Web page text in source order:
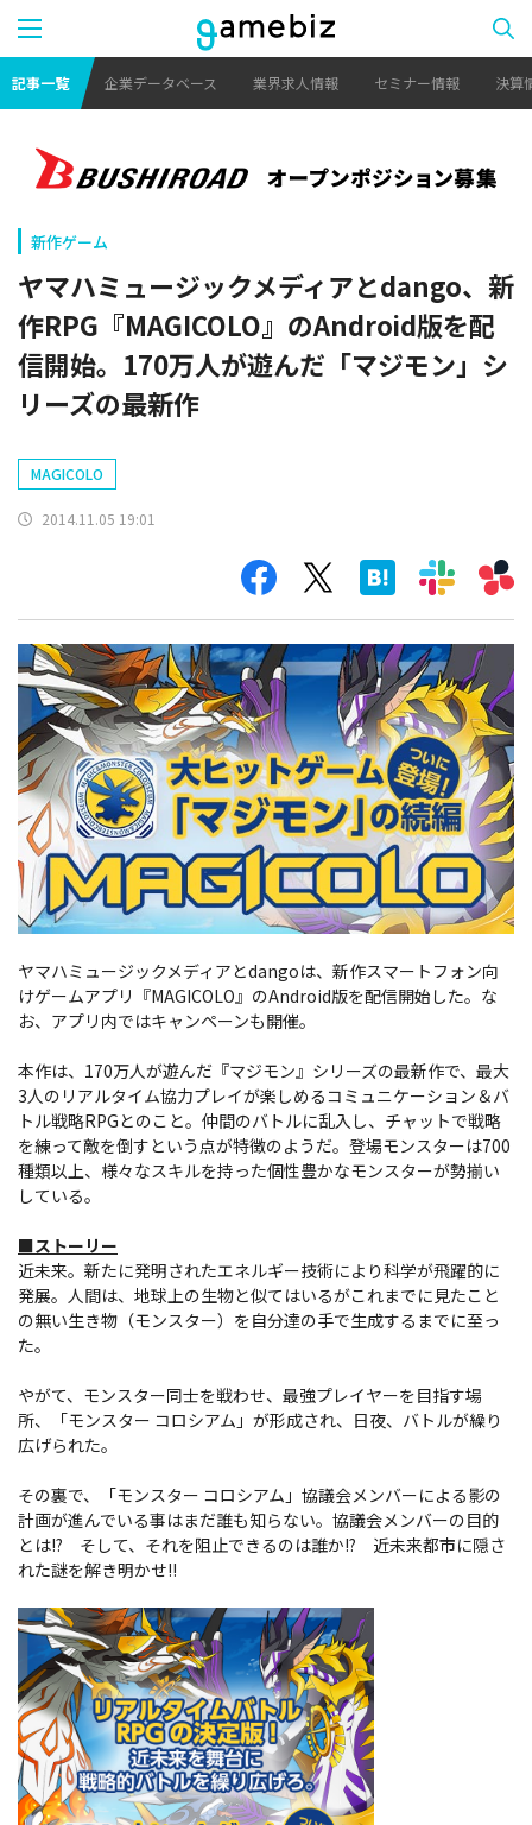
記事一覧 企業データベース 業界求人情報 セミナー情報 決算
新作ゲーム
ヤマハミュージックメディアとdango、新
作RPG『MAGICOLO』のAndroid版を配
信開始。170万人が遊んだ「マジモン」シ
リーズの最新作
MAGICOLO
2014.11.05 19:01
ヤマハミュージックメディアとdangoは、新作スマートフォン向
けゲームアプリ『MAGICOLO』のAndroid版を配信開始した。な
お、アプリ内ではキャンペーンも開催。
本作は、170万人が遊んだ『マジモン』シリーズの最新作で、最大
3人のリアルタイム協力プレイが楽しめるコミュニケーション＆バ
トル戦略RPGとのこと。仲間のバトルに乱入し、チャットで戦略
を練って敵を倒すという点が特徴のようだ。登場モンスターは700
種類以上、様々なスキルを持った個性豊かなモンスターが勢揃い
している。
■ストーリー
近未来。新たに発明されたエネルギー技術により科学が飛躍的に
発展。人間は、地球上の生物と似てはいるがこれまでに見たこと
の無い生き物（モンスター）を自分達の手で生成するまでに至っ
た。
やがて、モンスター同士を戦わせ、最強プレイヤーを目指す場
所、「モンスター コロシアム」が形成され、日夜、バトルが繰り
広げられた。
その裏で、「モンスター コロシアム」協議会メンバーによる影の
計画が進んでいる事はまだ誰も知らない。協議会メンバーの目的
とは!? そして、それを阻止できるのは誰か!? 近未来都市に隠さ
れた謎を解き明かせ!!